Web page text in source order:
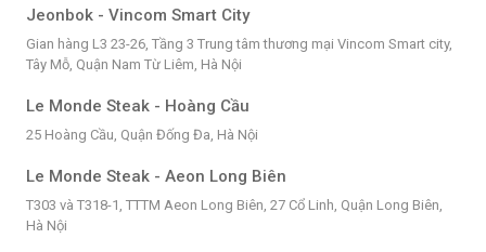
Jeonbok - Vincom Smart City
Gian hàng L3 23-26, Tầng 3 Trung tâm thương mại Vincom Smart city,
Tây Mỗ, Quận Nam Từ Liêm, Hà Nội
Le Monde Steak - Hoàng Cầu
25 Hoàng Cầu, Quận Đống Đa, Hà Nội
Le Monde Steak - Aeon Long Biên
T303 và T318-1, TTTM Aeon Long Biên, 27 Cổ Linh, Quận Long Biên,
Hà Nội